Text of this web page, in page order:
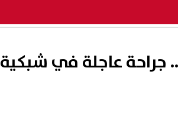
جراحة عاجلة في شبكية